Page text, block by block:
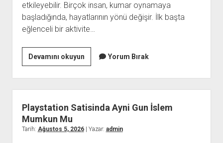
etkileyebilir. Birçok insan, kumar oynamaya
başladığında, hayatlarının yönü değişir. İlk başta
eğlenceli bir aktivite…
Devamını okuyunKumarin
Hayat
Amaclarini
Degistirmesi
Yorum Bırak
Playstation Satisinda Ayni Gun İslem
Mumkun Mu
Tarih: Ağustos 5, 2026| Yazar: admin